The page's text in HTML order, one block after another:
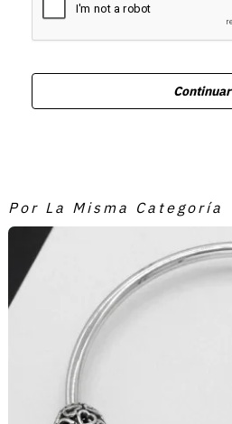
Continuar
Por La Misma Categoría